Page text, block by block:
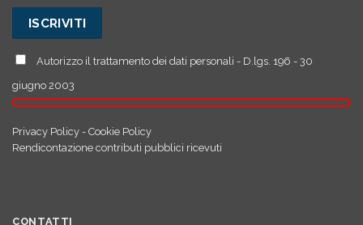
Autorizzo il trattamento dei dati personali - D.lgs. 196 - 30
giugno 2003
Privacy Policy - Cookie Policy
Rendicontazione contributi pubblici ricevuti
CONTATTI